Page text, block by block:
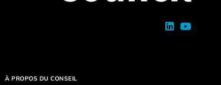
À PROPOS DU CONSEIL